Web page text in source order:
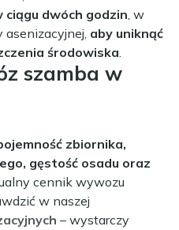
dwóch godzin, w
asenizacyjnej, aby uniknąć
środowiska.
szamba w
zbiornika,
gęstość osadu oraz
cennik wywozu
w naszej
– wystarczy